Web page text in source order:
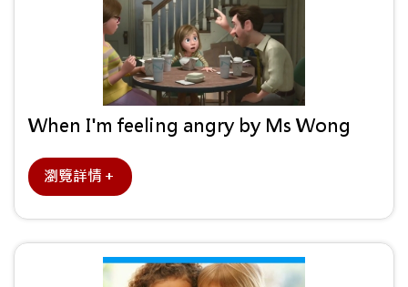
When I'm feeling angry by Ms Wong
瀏覽詳情＋